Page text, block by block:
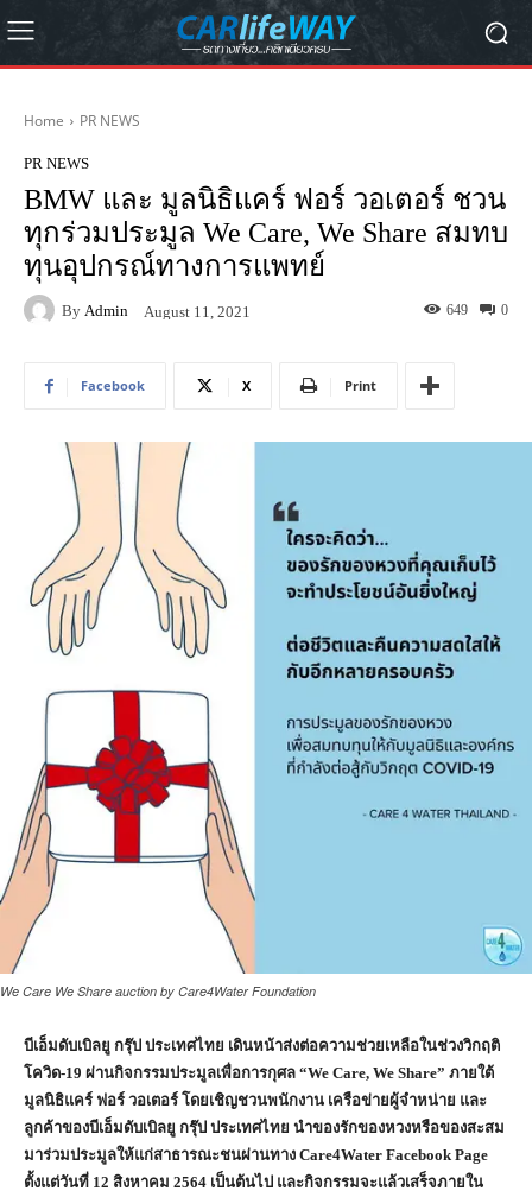
Home PR NEWS
PR NEWS
BMW และ มูลนิธิแคร์ ฟอร์ วอเตอร์ ชวน
ทุกร่วมประมูล We Care, We Share สมทบ
ทุนอุปกรณ์ทางการแพทย์
By Admin August 11, 2021 0
649
Facebook X Print
We Care We Share auction by Care4Water Foundation
บีเอ็มดับเบิลยู กรุ๊ป ประเทศไทย เดินหน้าส่งต่อความช่วยเหลือในช่วงวิกฤติ
โควิด-19 ผ่านกิจกรรมประมูลเพื่อการกุศล “We Care, We Share” ภายใต้
มูลนิธิแคร์ ฟอร์ วอเตอร์ โดยเชิญชวนพนักงาน เครือข่ายผู้จำหน่าย และ
ลูกค้าของบีเอ็มดับเบิลยู กรุ๊ป ประเทศไทย นำของรักของหวงหรือของสะสม
มาร่วมประมูลให้แก่สาธารณะชนผ่านทาง Care4Water Facebook Page
ตั้งแต่วันที่ 12 สิงหาคม 2564 เป็นต้นไป และกิจกรรมจะแล้วเสร็จภายใน